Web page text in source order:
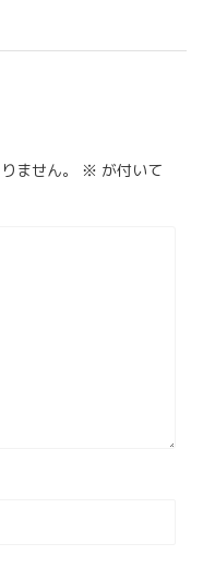
ません。 ※ が付いて